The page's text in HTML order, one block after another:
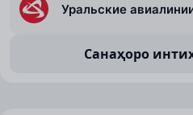
Уральские
Санаҳоро